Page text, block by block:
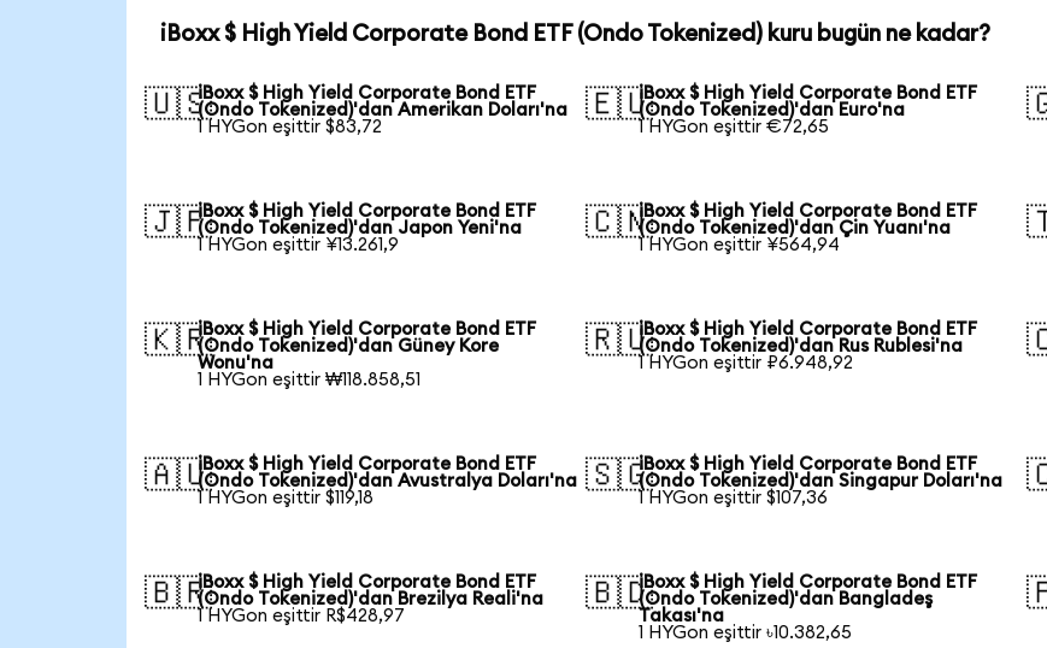
iBoxx $ High Yield Corporate Bond ETF (Ondo Tokenized) kuru bugün ne kadar?
🇺🇸iBoxx $ High Yield Corporate Bond ETF
(Ondo Tokenized)'dan Amerikan Doları'na
1 HYGon eşittir $83,72
🇪🇺iBoxx $ High Yield Corporate Bond ETF
(Ondo Tokenized)'dan Euro'na
1 HYGon eşittir €72,65
🇯🇵iBoxx $ High Yield Corporate Bond ETF
(Ondo Tokenized)'dan Japon Yeni'na
1 HYGon eşittir ¥13.261,9
🇨🇳iBoxx $ High Yield Corporate Bond ETF
(Ondo Tokenized)'dan Çin Yuanı'na
1 HYGon eşittir ¥564,94
🇰🇷iBoxx $ High Yield Corporate Bond ETF
(Ondo Tokenized)'dan Güney Kore
Wonu'na
1 HYGon eşittir ₩118.858,51
🇷🇺iBoxx $ High Yield Corporate Bond ETF
(Ondo Tokenized)'dan Rus Rublesi'na
1 HYGon eşittir ₽6.948,92
🇦🇺iBoxx $ High Yield Corporate Bond ETF
(Ondo Tokenized)'dan Avustralya Doları'na
1 HYGon eşittir $119,18
🇸🇬iBoxx $ High Yield Corporate Bond ETF
(Ondo Tokenized)'dan Singapur Doları'na
1 HYGon eşittir $107,36
🇧🇷iBoxx $ High Yield Corporate Bond ETF
(Ondo Tokenized)'dan Brezilya Reali'na
1 HYGon eşittir R$428,97
🇧🇩iBoxx $ High Yield Corporate Bond ETF
(Ondo Tokenized)'dan Bangladeş
Takası'na
1 HYGon eşittir ৳10.382,65